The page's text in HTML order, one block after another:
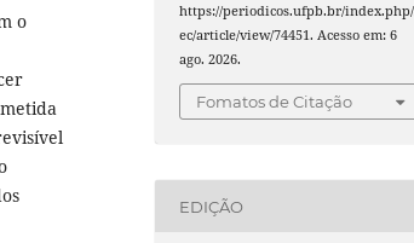
o
https://periodicos.ufpb.br/
ec/article/view/74451. Acesso em: 6
ago. 2026.
Fomatos de Citação
EDIÇÃO